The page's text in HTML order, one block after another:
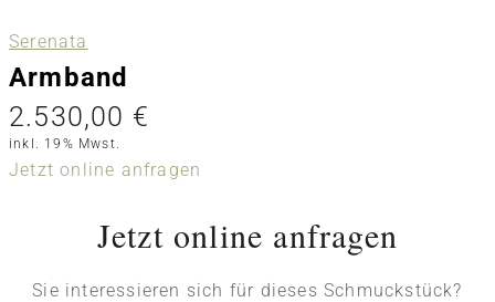
Serenata
Armband
2.530,00 €
inkl. 19% Mwst.
Jetzt online anfragen
Jetzt online anfragen
Sie interessieren sich für dieses Schmuckstück?